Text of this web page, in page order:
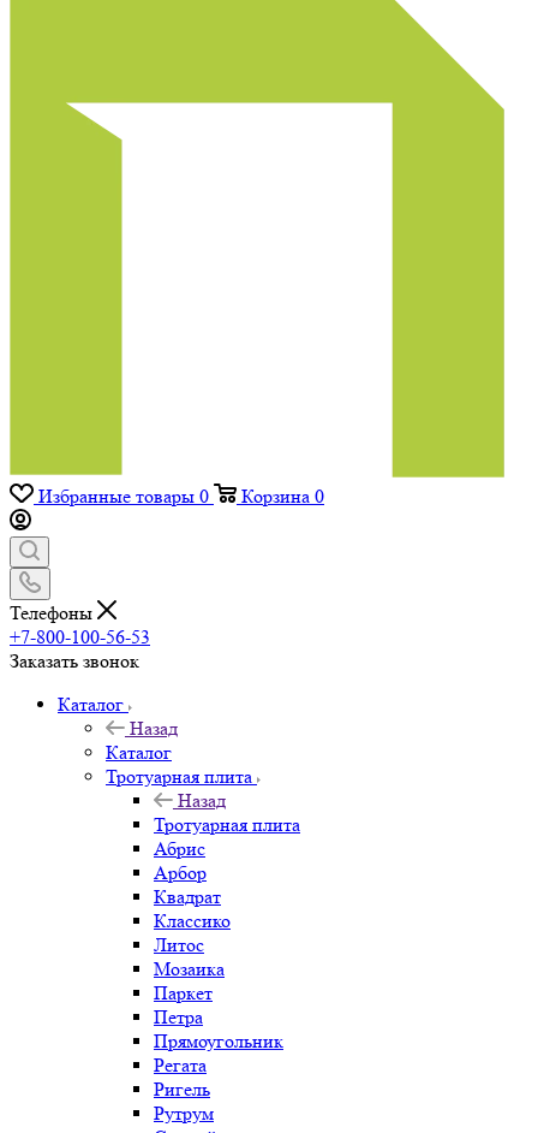
Избранные товары 0 Корзина 0
Телефоны
+7-800-100-56-53
Заказать звонок
Каталог
Назад
Каталог
Тротуарная плита
Назад
Тротуарная плита
Абрис
Арбор
Квадрат
Классико
Литос
Мозаика
Паркет
Петра
Прямоугольник
Регата
Ригель
Рутрум